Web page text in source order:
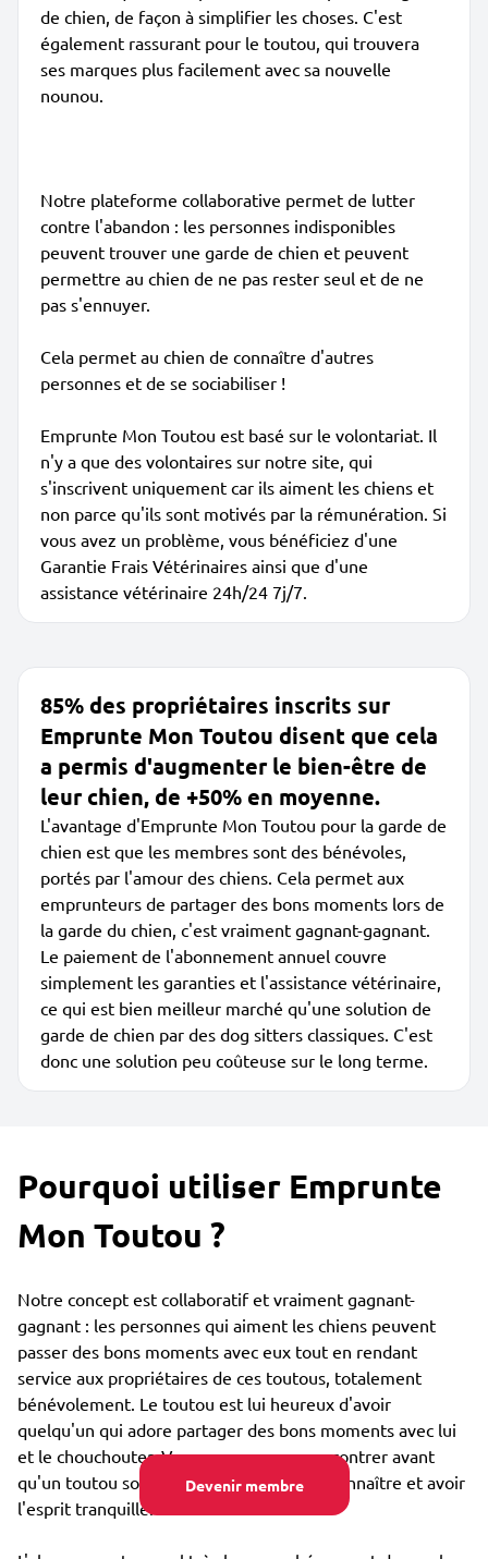
Devenir membre
de chien, de façon à simplifier les choses. C'est
également rassurant pour le toutou, qui trouvera
ses marques plus facilement avec sa nouvelle
nounou.
Notre plateforme collaborative permet de lutter
contre l'abandon : les personnes indisponibles
peuvent trouver une garde de chien et peuvent
permettre au chien de ne pas rester seul et de ne
pas s'ennuyer.
Cela permet au chien de connaître d'autres
personnes et de se sociabiliser !
Emprunte Mon Toutou est basé sur le volontariat. Il
n'y a que des volontaires sur notre site, qui
s'inscrivent uniquement car ils aiment les chiens et
non parce qu'ils sont motivés par la rémunération. Si
vous avez un problème, vous bénéficiez d'une
Garantie Frais Vétérinaires ainsi que d'une
assistance vétérinaire 24h/24 7j/7.
85% des propriétaires inscrits sur
Emprunte Mon Toutou disent que cela
a permis d'augmenter le bien-être de
leur chien, de +50% en moyenne.
L'avantage d'Emprunte Mon Toutou pour la garde de
chien est que les membres sont des bénévoles,
portés par l'amour des chiens. Cela permet aux
emprunteurs de partager des bons moments lors de
la garde du chien, c'est vraiment gagnant-gagnant.
Le paiement de l'abonnement annuel couvre
simplement les garanties et l'assistance vétérinaire,
ce qui est bien meilleur marché qu'une solution de
garde de chien par des dog sitters classiques. C'est
donc une solution peu coûteuse sur le long terme.
Pourquoi utiliser Emprunte
Mon Toutou ?
Notre concept est collaboratif et vraiment gagnant-
gagnant : les personnes qui aiment les chiens peuvent
passer des bons moments avec eux tout en rendant
service aux propriétaires de ces toutous, totalement
bénévolement. Le toutou est lui heureux d'avoir
quelqu'un qui adore partager des bons moments avec lui
et le chouchouter. Vous pouvez vous rencontrer avant
qu'un toutou soit confié, afin de bien se connaître et avoir
l'esprit tranquille.